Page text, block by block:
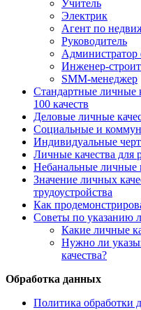
Учитель
Электрик
Агент по
Руководитель
Администратор
Инженер-
SMM-менеджер
Стандартные личные
100 качеств
Деловые личные
Социальные и
Индивидуальные
Личные качества для
Небанальные личные
Значение личных
трудоустройства
Как
Советы по указанию
Какие личные
Нужно ли
качества?
Обработка данных
Политика обработки